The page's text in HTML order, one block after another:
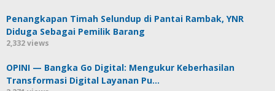
Penangkapan Timah Selundup di Pantai Rambak, YNR
Diduga Sebagai Pemilik Barang
2,332 views
OPINI — Bangka Go Digital: Mengukur Keberhasilan
Transformasi Digital Layanan Pu…